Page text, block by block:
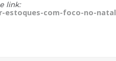
link:
estoques-com-foco-no-natal